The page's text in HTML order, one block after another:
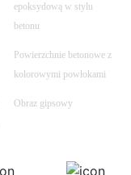
epoksydową w stylu
betonu
Powierzchnie betonowe z
kolorowymi powłokami
Obraz gipsowy